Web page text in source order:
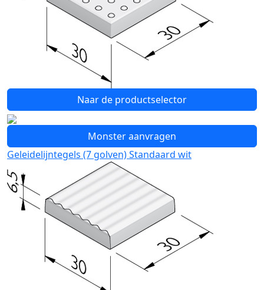
Naar de productselector
Monster aanvragen
Geleidelijntegels (7 golven) Standaard wit